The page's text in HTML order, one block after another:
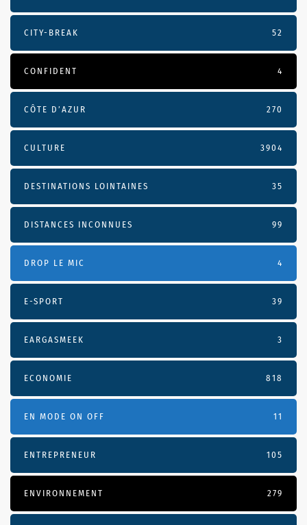
CITY-BREAK 52
CONFIDENT 4
CÔTE D’AZUR 270
CULTURE 3904
DESTINATIONS LOINTAINES 35
DISTANCES INCONNUES 99
DROP LE MIC 4
E-SPORT 39
EARGASMEEK 3
ECONOMIE 818
EN MODE ON OFF 11
ENTREPRENEUR 105
ENVIRONNEMENT 279